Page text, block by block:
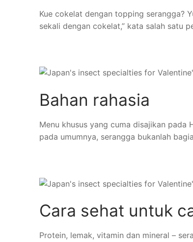
Kue cokelat dengan topping serangga?
sekali dengan cokelat,” kata salah satu
Bahan rahasia
Menu khusus yang cuma disajikan pada
pada umumnya, serangga bukanlah
Cara sehat untuk
Protein, lemak, vitamin dan mineral –